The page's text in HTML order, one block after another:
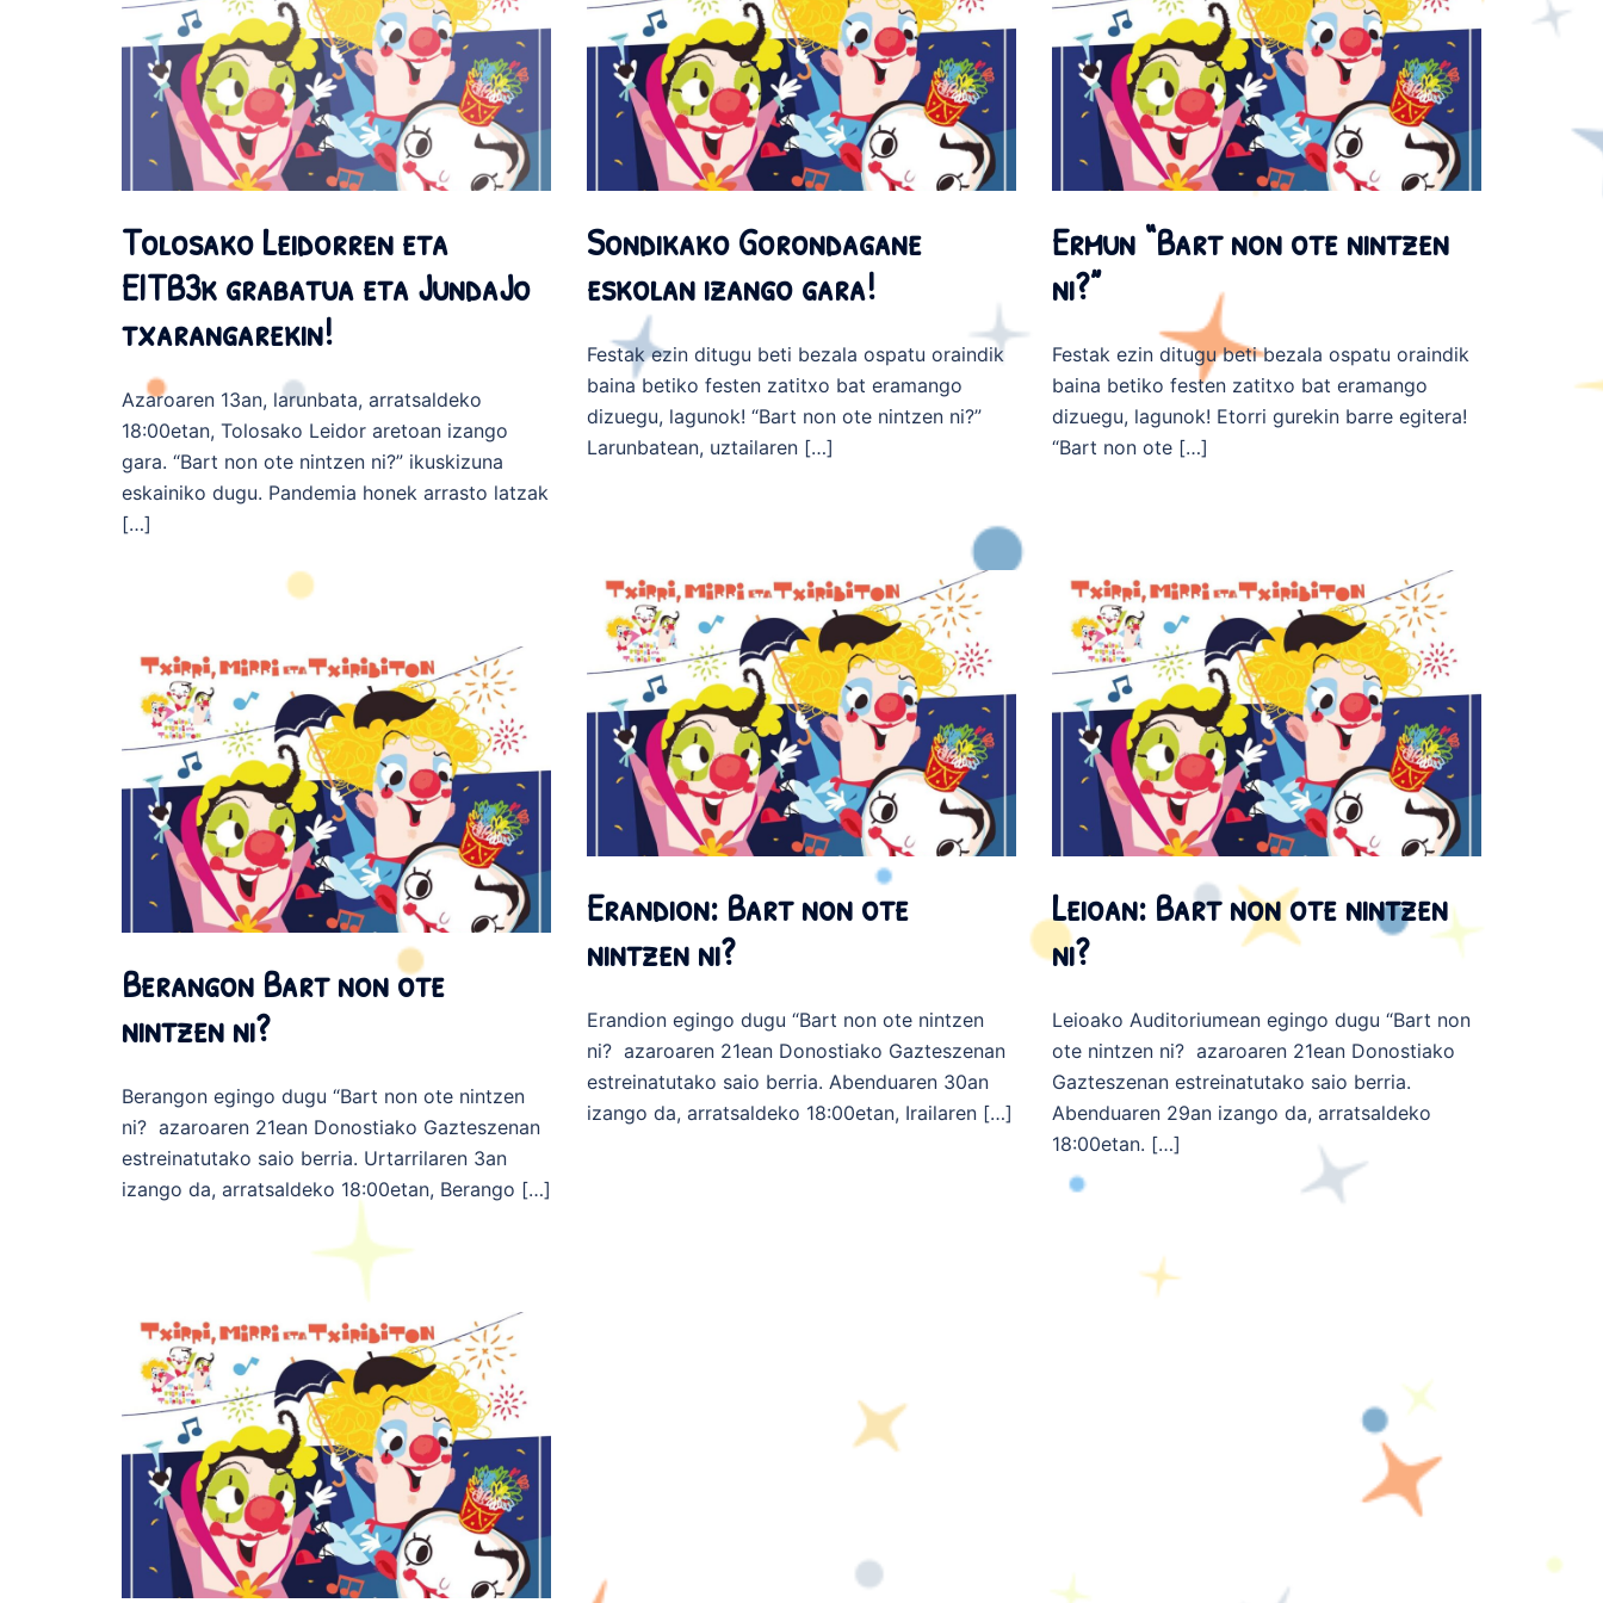
Tolosako Leidorren eta
EITB3k grabatua eta JundaJo
txarangarekin!
Azaroaren 13an, larunbata, arratsaldeko
18:00etan, Tolosako Leidor aretoan izango
gara. “Bart non ote nintzen ni?” ikuskizuna
eskainiko dugu. Pandemia honek arrasto latzak
[…]
Sondikako Gorondagane
eskolan izango gara!
Festak ezin ditugu beti bezala ospatu oraindik
baina betiko festen zatitxo bat eramango
dizuegu, lagunok! “Bart non ote nintzen ni?”
Larunbatean, uztailaren […]
Ermun “Bart non ote nintzen
ni?”
Festak ezin ditugu beti bezala ospatu oraindik
baina betiko festen zatitxo bat eramango
dizuegu, lagunok! Etorri gurekin barre egitera!
“Bart non ote […]
Berangon Bart non ote
nintzen ni?
Berangon egingo dugu “Bart non ote nintzen
ni? azaroaren 21ean Donostiako Gazteszenan
estreinatutako saio berria. Urtarrilaren 3an
izango da, arratsaldeko 18:00etan, Berango […]
Erandion: Bart non ote
nintzen ni?
Erandion egingo dugu “Bart non ote nintzen
ni? azaroaren 21ean Donostiako Gazteszenan
estreinatutako saio berria. Abenduaren 30an
izango da, arratsaldeko 18:00etan, Irailaren […]
Leioan: Bart non ote nintzen
ni?
Leioako Auditoriumean egingo dugu “Bart non
ote nintzen ni? azaroaren 21ean Donostiako
Gazteszenan estreinatutako saio berria.
Abenduaren 29an izango da, arratsaldeko
18:00etan. […]